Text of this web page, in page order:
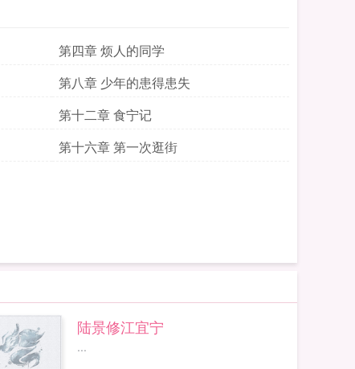
第四章 烦人的同学
第八章 少年的患得患失
第十二章 食宁记
第十六章 第一次逛街
陆景修江宜宁
...